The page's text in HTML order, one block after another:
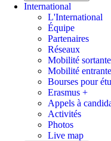
International
L'International
Équipe
Partenaires
Réseaux
Mobilité sortante
Mobilité entrante
Bourses pour
Erasmus +
Appels à
Activités
Photos
Live map